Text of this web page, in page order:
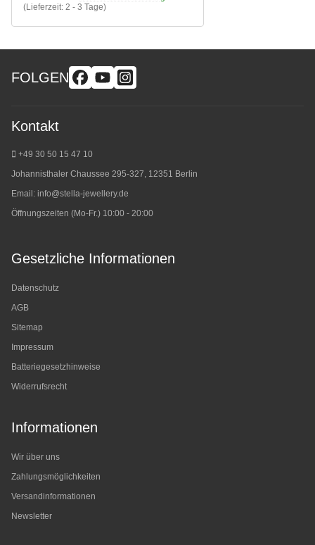
(Lieferzeit: 2 - 3 Tage)
FOLGEN
Kontakt
+49 30 50 15 47 10
Johannisthaler Chaussee 295-327, 12351 Berlin
Email: info@stella-jewellery.de
Öffnungszeiten (Mo-Fr.) 10:00 - 20:00
Gesetzliche Informationen
Datenschutz
AGB
Sitemap
Impressum
Batteriegesetzhinweise
Widerrufsrecht
Informationen
Wir über uns
Zahlungsmöglichkeiten
Versandinformationen
Newsletter